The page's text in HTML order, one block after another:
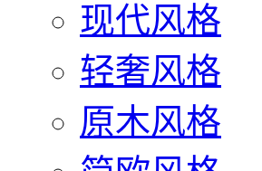
现代风格
轻奢风格
原木风格